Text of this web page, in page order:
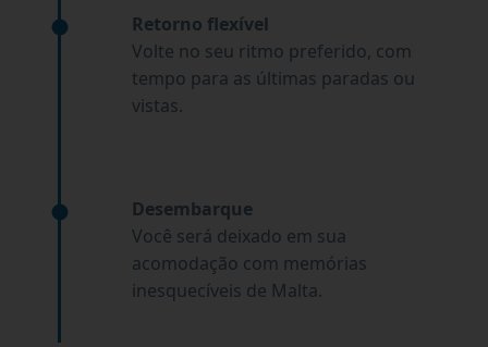
Retorno flexível
Volte no seu ritmo preferido, com
tempo para as últimas paradas ou
vistas.
Desembarque
Você será deixado em sua
acomodação com memórias
inesquecíveis de Malta.